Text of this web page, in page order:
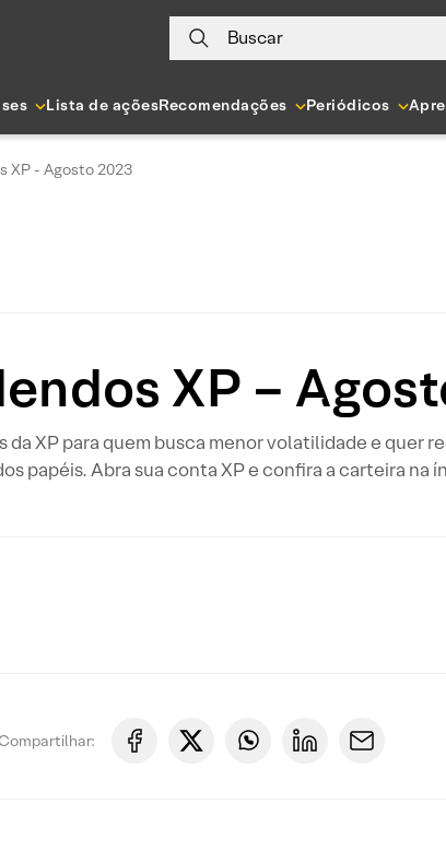
Buscar
Lista de açõesRecomendações Periódicos
XP - Agosto 2023
XP –
XP para quem busca menor volatilidade e quer
papéis. Abra sua conta XP e confira a carteira na